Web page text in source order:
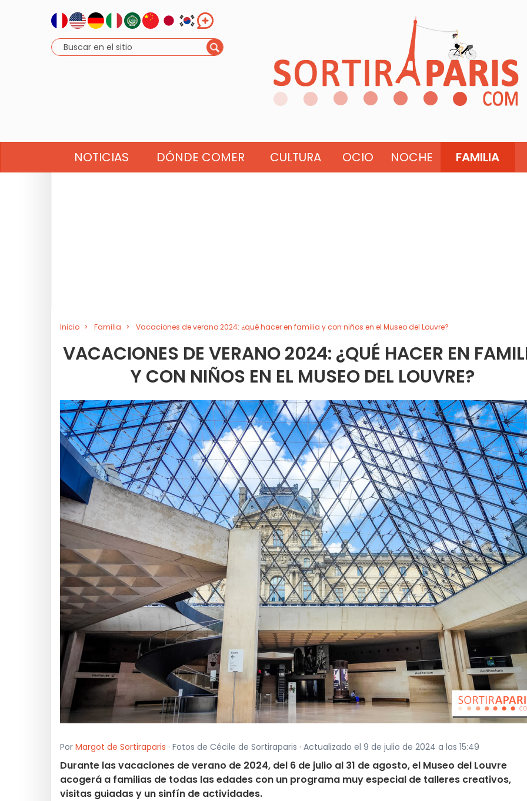
NOTICIAS DÓNDE COMER CULTURA OCIO NOCHE FAMILIA
Inicio Familia Vacaciones de verano 2024: ¿qué hacer en familia y con niños en el Museo del Louvre?
VACACIONES DE VERANO 2024: ¿QUÉ HACER EN
Y CON NIÑOS EN EL MUSEO DEL LOUVRE?
Por Margot de Sortiraparis · Fotos de Cécile de Sortiraparis · Actualizado el 9 de julio de 2024 a las 15:49
Durante las vacaciones de verano de 2024, del 6 de julio al 31 de agosto, el Museo del Louvre
acogerá a familias de todas las edades con un programa muy especial de talleres creativos,
visitas guiadas y un sinfín de actividades.